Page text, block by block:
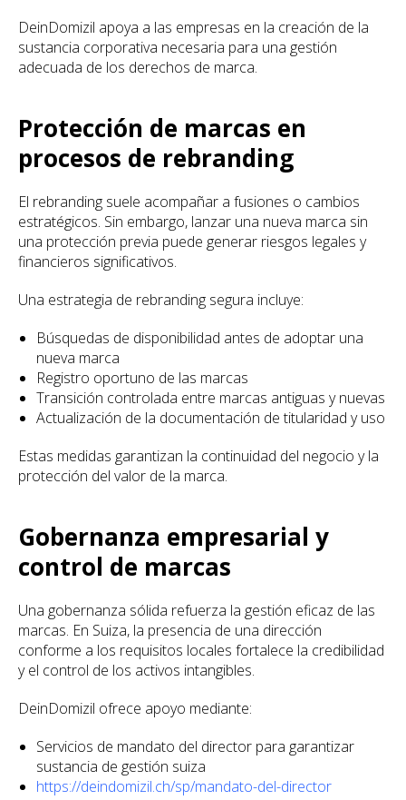
DeinDomizil apoya a las empresas en la creación de la
sustancia corporativa necesaria para una gestión
adecuada de los derechos de marca.
Protección de marcas en
procesos de rebranding
El rebranding suele acompañar a fusiones o cambios
estratégicos. Sin embargo, lanzar una nueva marca sin
una protección previa puede generar riesgos legales y
financieros significativos.
Una estrategia de rebranding segura incluye:
Búsquedas de disponibilidad antes de adoptar una
nueva marca
Registro oportuno de las marcas
Transición controlada entre marcas antiguas y nuevas
Actualización de la documentación de titularidad y uso
Estas medidas garantizan la continuidad del negocio y la
protección del valor de la marca.
Gobernanza empresarial y
control de marcas
Una gobernanza sólida refuerza la gestión eficaz de las
marcas. En Suiza, la presencia de una dirección
conforme a los requisitos locales fortalece la credibilidad
y el control de los activos intangibles.
DeinDomizil ofrece apoyo mediante:
Servicios de mandato del director para garantizar
sustancia de gestión suiza
https://deindomizil.ch/sp/mandato-del-director